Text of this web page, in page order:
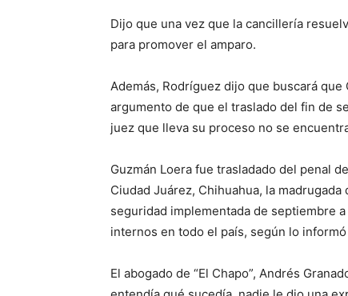
Dijo que una vez que la cancillería
para promover el amparo.
Además, Rodríguez dijo que buscará
argumento de que el traslado del fin de
juez que lleva su proceso no se
Guzmán Loera fue trasladado del penal
Ciudad Juárez, Chihuahua, la
seguridad implementada de septiembre
internos en todo el país, según lo
El abogado de “El Chapo”, Andrés